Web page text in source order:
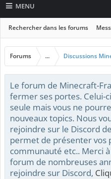
MENU
Rechercher dans les forums
Forums ... Discussions
Le forum de Minecraft-
fermer ses portes. Celui-
seule mais vous ne
nouveaux topics. Nous
rejoindre sur le Discord
permet de présenter vos
communauté etc.. Merci
forum de nombreuses
rejoindre sur Discord,